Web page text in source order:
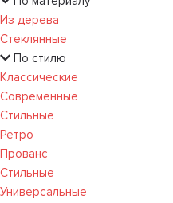
Из дерева
Стеклянные
По стилю
Классические
Современные
Стильные
Ретро
Прованс
Стильные
Универсальные